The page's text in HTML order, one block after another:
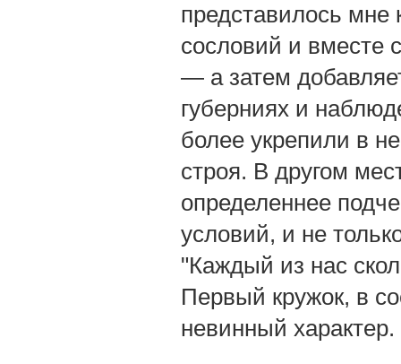
представилось мне
сословий и вместе
— а затем
губерниях и
более укрепили в
строя. В другом
определеннее
условий, и не
"Каждый из нас
Первый кружок, в
невинный характер.